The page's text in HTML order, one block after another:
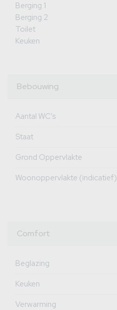
Berging 1
Berging 2
Toilet
Keuken
Bebouwing
Aantal WC’s
Staat
Grond Oppervlakte
Woonoppervlakte (indicatief)
Comfort
Beglazing
Keuken
Verwarming